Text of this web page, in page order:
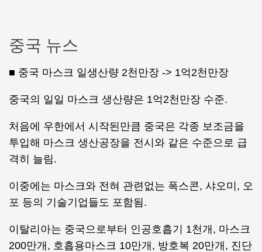
중국 뉴스
■ 중국 마스크 일생산량 2천만장 -> 1억2천만장
중국의 일일 마스크 생산량은 1억2천만장 수준.
처음에 우한에서 시작된만큼 중국은 각종 보조금을
투입해 마스크 생산공장을 전시와 같은 수준으로 급
격히 늘림.
이중에는 마스크와 전혀 관련없는 폭스콘, 샤오미, 오
포 등의 기술기업들도 포함됨.
이탈리아는 중국으로부터 인공호흡기 1천개, 마스크
200만개, 호흡용마스크 10만개, 방호복 20만개, 진단